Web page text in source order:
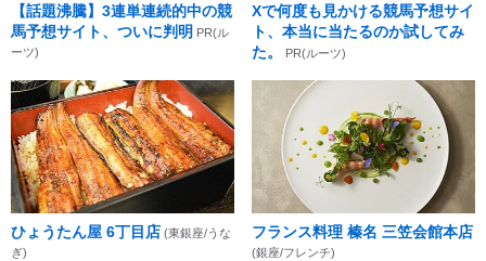
【話題沸騰】3連単連続的中の競
馬予想サイト、ついに判明 PR(ル
ーツ)
Xで何度も見かける競馬予想サイ
ト、本当に当たるのか試してみ
た。
PR(ルーツ)
ひょうたん屋 6丁目店 (東銀座/うな
ぎ)
フランス料理 榛名 三笠会館本店
(銀座/フレンチ)